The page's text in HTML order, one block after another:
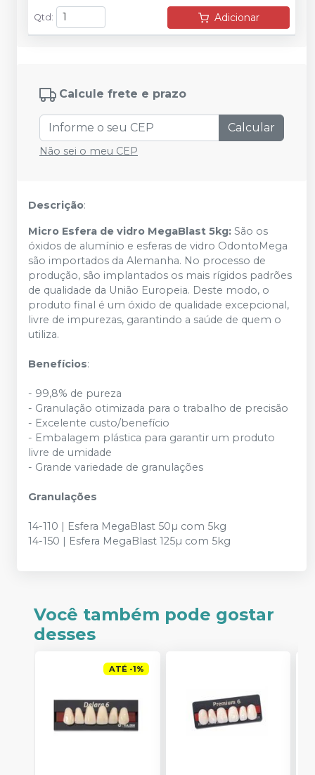
Qtd : Adicionar
Calcule frete e prazo
Calcular
Não sei o meu CEP
Descrição:
Micro Esfera de vidro MegaBlast 5kg: São os
óxidos de alumínio e esferas de vidro OdontoMega
são importados da Alemanha. No processo de
produção, são implantados os mais rígidos padrões
de qualidade da União Europeia. Deste modo, o
produto final é um óxido de qualidade excepcional,
livre de impurezas, garantindo a saúde de quem o
utiliza.
Benefícios:
- 99,8% de pureza
- Granulação otimizada para o trabalho de precisão
- Excelente custo/benefício
- Embalagem plástica para garantir um produto
livre de umidade
- Grande variedade de granulações
Granulações
14-110 | Esfera MegaBlast 50µ com 5kg
14-150 | Esfera MegaBlast 125µ com 5kg
Você também pode gostar
desses
ATÉ -1%